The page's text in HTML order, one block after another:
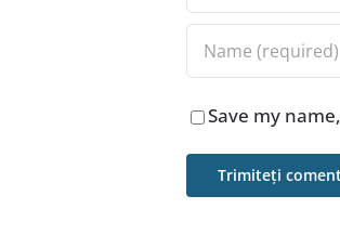
Save my